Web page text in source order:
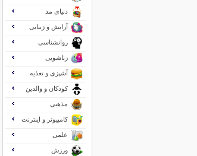
دنیای مد
آرایش و زیبایی
روانشناسی
زناشویی
آشپزی و تغذیه
کودکان و والدین
مذهبی
کامپیوتر و اینترنت
علمی
ورزش